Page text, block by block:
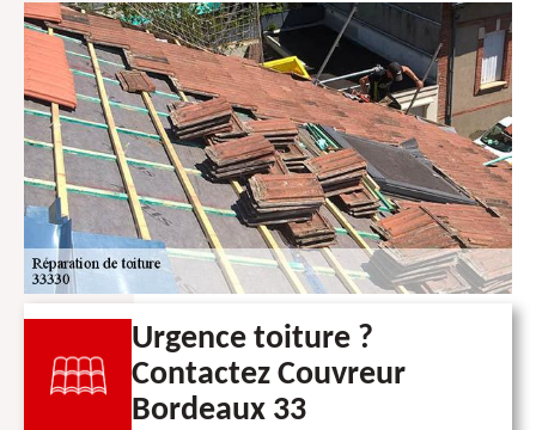
Urgence toiture ?
Contactez Couvreur
Bordeaux 33